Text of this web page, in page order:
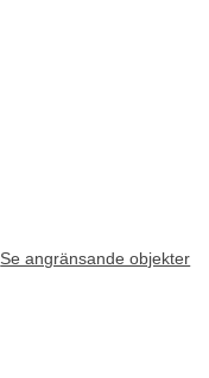
Se angränsande objekter